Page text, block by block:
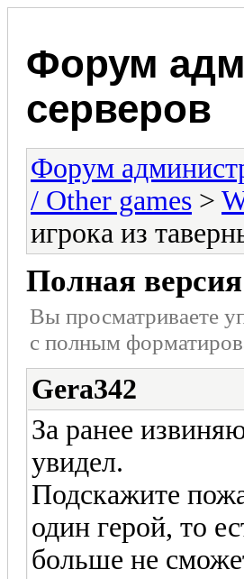
Форум
серверов
Форум
/ Other games >
игрока из
Полная
Вы просматриваете
с полным
Gera342
За ранее
увидел.
Подскажите
один герой, то
больше не